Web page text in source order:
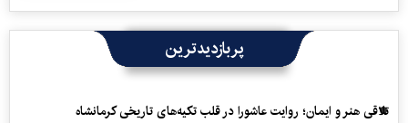
پربازدیدترین
تلاقی هنر و ایمان؛ روایت عاشورا در قلب تکیه‌های تاریخی کرمانشاه